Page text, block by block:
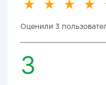
Оценили 3
3